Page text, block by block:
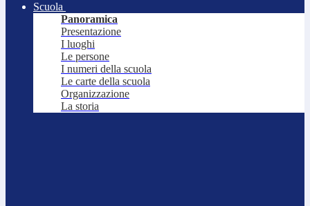
Scuola
Panoramica
Presentazione
I luoghi
Le persone
I numeri della scuola
Le carte della scuola
Organizzazione
La storia